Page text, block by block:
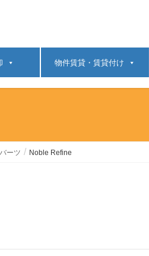
物件賃貸・賃貸付け
ーツ Noble Refine